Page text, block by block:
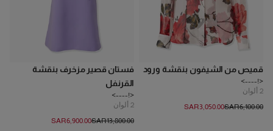
قميص من الشيفون بنقشة ورود
<!---->
2 ألوان
SAR‌6,100.00
SAR‌3,050.00
فستان قصير مزخرف بنقشة
القرنفل
<!---->
2 ألوان
SAR‌13,800.00
SAR‌6,900.00